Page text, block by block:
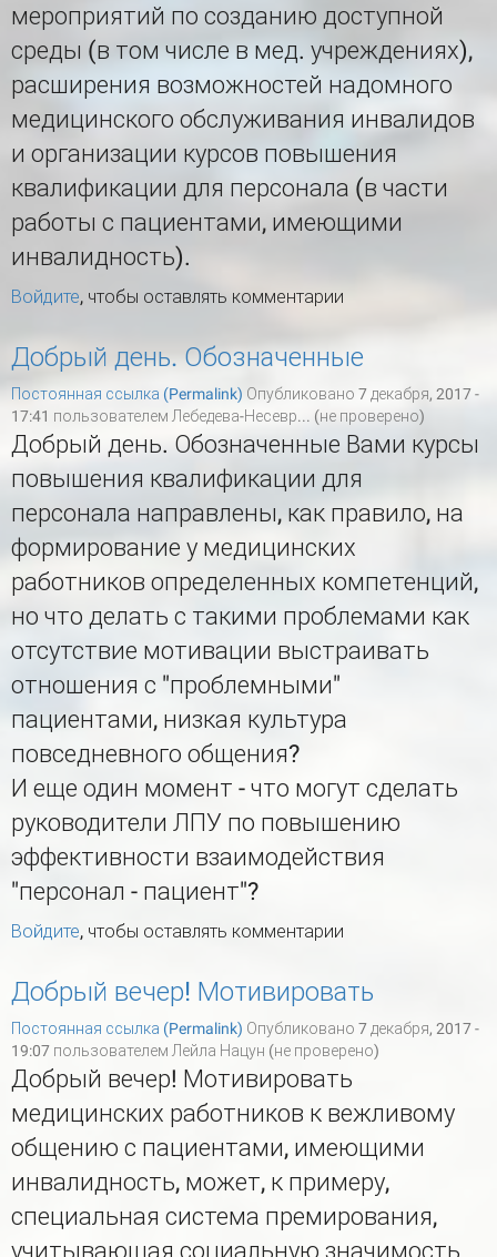
мероприятий по созданию доступной
среды (в том числе в мед. учреждениях),
расширения возможностей надомного
медицинского обслуживания инвалидов
и организации курсов повышения
квалификации для персонала (в части
работы с пациентами, имеющими
инвалидность).
Войдите, чтобы оставлять комментарии
Добрый день. Обозначенные
Постоянная ссылка (Permalink) Опубликовано 7 декабря, 2017 -
17:41 пользователем Лебедева-Несевр... (не проверено)
Добрый день. Обозначенные Вами курсы
повышения квалификации для
персонала направлены, как правило, на
формирование у медицинских
работников определенных компетенций,
но что делать с такими проблемами как
отсутствие мотивации выстраивать
отношения с "проблемными"
пациентами, низкая культура
повседневного общения?
И еще один момент - что могут сделать
руководители ЛПУ по повышению
эффективности взаимодействия
"персонал - пациент"?
Войдите, чтобы оставлять комментарии
Добрый вечер! Мотивировать
Постоянная ссылка (Permalink) Опубликовано 7 декабря, 2017 -
19:07 пользователем Лейла Нацун (не проверено)
Добрый вечер! Мотивировать
медицинских работников к вежливому
общению с пациентами, имеющими
инвалидность, может, к примеру,
специальная система премирования,
учитывающая социальную значимость